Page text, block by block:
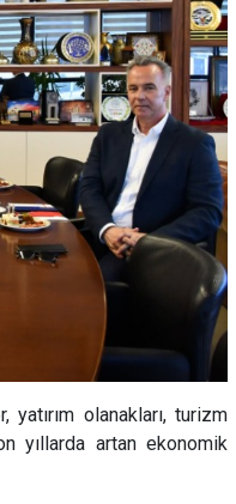
olanakları, turizm
yıllarda artan ekonomik